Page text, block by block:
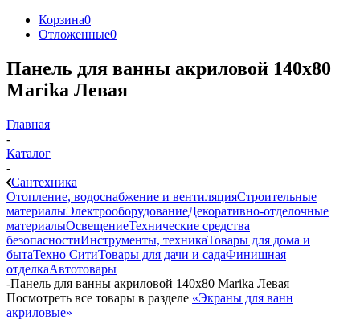
Корзина0
Отложенные0
Панель для ванны акриловой 140x80
Marika Левая
Главная
-
Каталог
-
Сантехника
Отопление, водоснабжение и вентиляцияСтроительные
материалыЭлектрооборудованиеДекоративно-отделочные
материалыОсвещениеТехнические средства
безопасностиИнструменты, техникаТовары для дома и
бытаТехно СитиТовары для дачи и садаФинишная
отделкаАвтотовары
-Панель для ванны акриловой 140x80 Marika Левая
Посмотреть все товары в разделе «Экраны для ванн
акриловые»